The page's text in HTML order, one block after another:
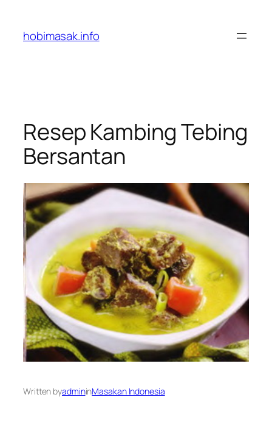
content
hobimasak.info
Resep Kambing Tebing
Bersantan
Written byadmininMasakan Indonesia